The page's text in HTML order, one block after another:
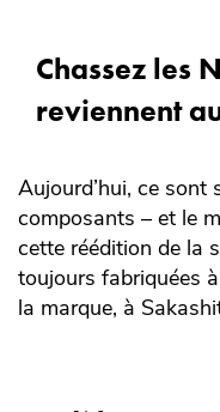
Chassez les
reviennent
Aujourd’hui, ce sont
composants – et le
cette réédition de la
toujours fabriquées
la marque, à